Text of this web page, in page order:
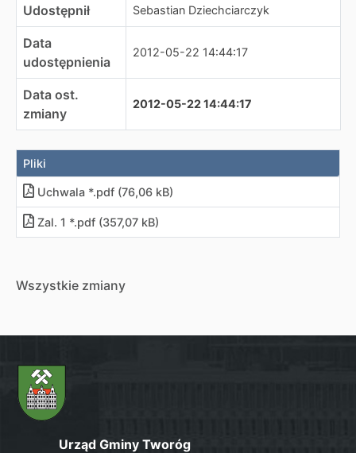
Udostępnił Sebastian Dziechciarczyk
Data
udostępnienia
2012-05-22 14:44:17
Data ost.
zmiany
2012-05-22 14:44:17
Pliki
Uchwala *.pdf (76,06 kB)
Zal. 1 *.pdf (357,07 kB)
Wszystkie zmiany
Urząd Gminy Tworóg